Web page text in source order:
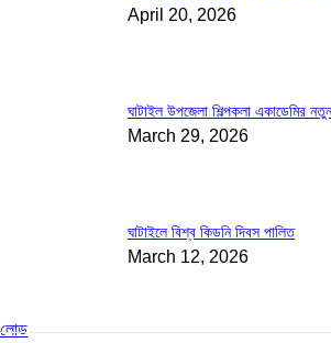
April 20, 2026
ঘাটাইল উপজেলা শিল্পকলা একাডেমির
March 29, 2026
ঘাটাইলে বিশ্ব কিডনি দিবস পালিত
March 12, 2026
লোড